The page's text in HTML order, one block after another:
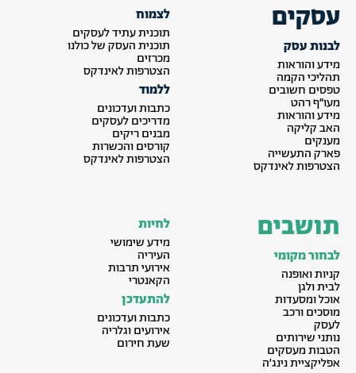
עסקים
לבנות עסק
מידע והוראות
תהליכי הקמה
טפסים חשובים
מעו״ף רהט
מידע והוראות
האב קליקה
מענקים
פארק התעשייה
הצטרפות לאינדקס
לצמוח
תוכנית עתיד לעסקים
תוכנית העסק של כולנו
מכרזים
הצטרפות לאינדקס
ללמוד
כתבות ועדכונים
מדריכים לעסקים
מבנים ריקים
קורסים והכשרות
הצטרפות לאינדקס
תושבים
לבחור מקומי
קניות ואופנה
לבית ולגן
אוכל ומסעדות
מוסכים ורכב
לעסק
נותני שירותים
הטבות מעסקים
אפליקציית נינג׳ה
לחיות
מידע שימושי
העיריה
אירועי תרבות
הקאנטרי
להתעדכן
כתבות ועדכונים
אירועים וגלריה
שעת חירום